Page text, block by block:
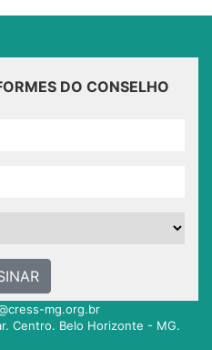
DO CONSELHO
mg.org.br
Centro. Belo Horizonte - MG.